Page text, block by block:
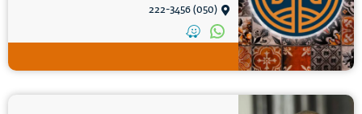
(050) 222-3456